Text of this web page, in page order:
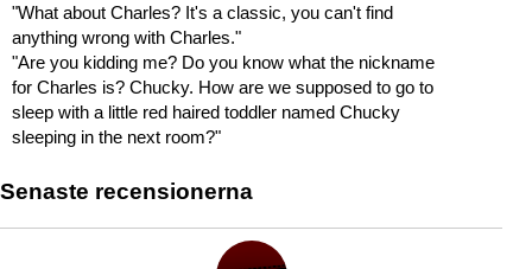
"What about Charles? It's a classic, you can't find
anything wrong with Charles."
"Are you kidding me? Do you know what the nickname
for Charles is? Chucky. How are we supposed to go to
sleep with a little red haired toddler named Chucky
sleeping in the next room?"
Senaste recensionerna